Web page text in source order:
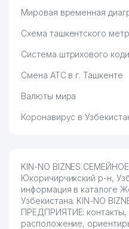
Мировая временная
Схема ташкентского
Система штрихового
Смена АТС в г. Ташкенте
Валюты мира
Коронавирус в
KIN-NO BIZNES
Юкоричирчикский р-н,
информация в каталоге
Узбекистана. KIN-NO
ПРЕДПРИЯТИЕ: контакты,
расположение,